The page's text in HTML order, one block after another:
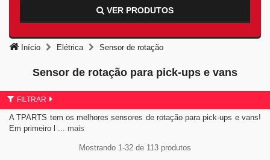
VER PRODUTOS
Início Elétrica Sensor de rotação
Sensor de rotação para pick-ups e vans
FILTRAR
A TPARTS tem os melhores sensores de rotação para pick-ups e vans!
Em primeiro l ... mais
Mostrando 1-32 de 113 produtos